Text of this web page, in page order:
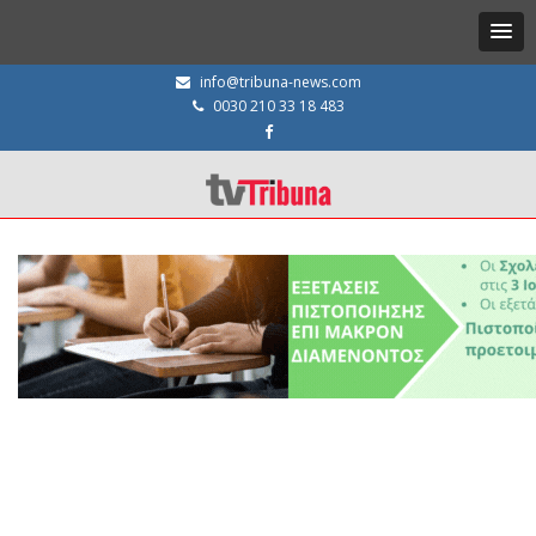
info@tribuna-news.com
0030 210 33 18 483